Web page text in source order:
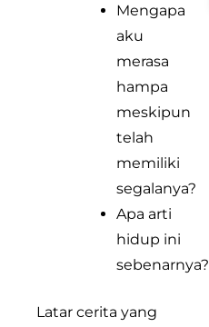
Mengapa
aku
merasa
hampa
meskipun
telah
memiliki
segalanya?
Apa arti
hidup ini
sebenarnya?
Latar cerita yang